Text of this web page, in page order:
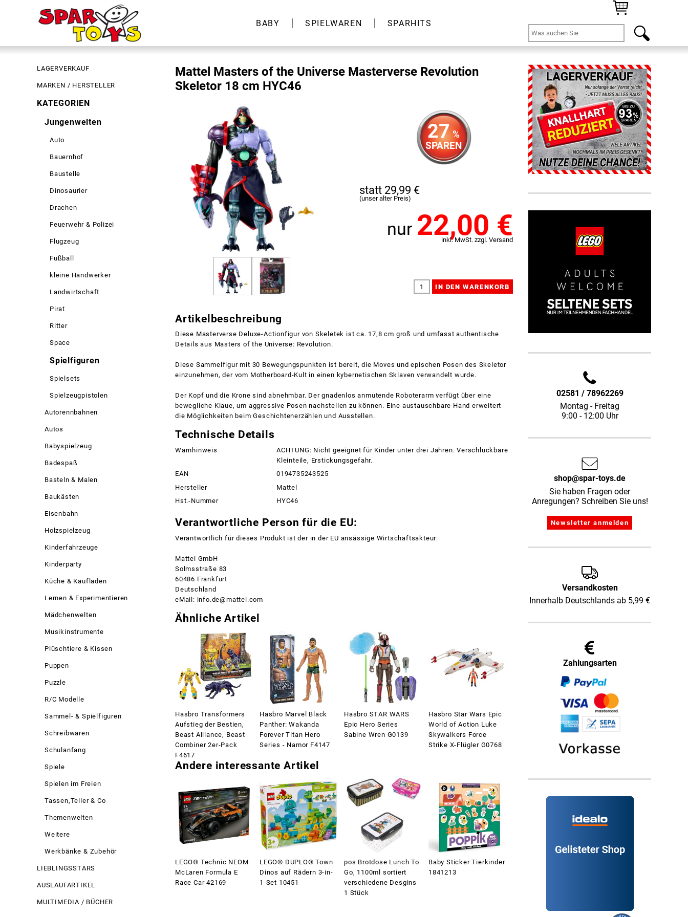
BABY SPIELWAREN SPARHITS
LAGERVERKAUF
MARKEN / HERSTELLER
KATEGORIEN
Jungenwelten
Auto
Bauernhof
Baustelle
Dinosaurier
Drachen
Feuerwehr & Polizei
Flugzeug
Fußball
kleine Handwerker
Landwirtschaft
Pirat
Ritter
Space
Spielfiguren
Spielsets
Spielzeugpistolen
Autorennbahnen
Autos
Babyspielzeug
Badespaß
Basteln & Malen
Baukästen
Eisenbahn
Holzspielzeug
Kinderfahrzeuge
Kinderparty
Küche & Kaufladen
Lernen & Experimentieren
Mädchenwelten
Musikinstrumente
Plüschtiere & Kissen
Puppen
Puzzle
R/C Modelle
Sammel- & Spielfiguren
Schreibwaren
Schulanfang
Spiele
Spielen im Freien
Tassen,Teller & Co
Themenwelten
Weitere
Werkbänke & Zubehör
LIEBLINGSSTARS
AUSLAUFARTIKEL
MULTIMEDIA / BÜCHER
Mattel Masters of the Universe Masterverse Revolution
Skeletor 18 cm HYC46
27 %
SPAREN
statt 29,99 €
(unser alter Preis)
nur 22,00 €
inkl. MwSt. zzgl. Versand
Artikelbeschreibung
Diese Masterverse Deluxe-Actionfigur von Skeletek ist ca. 17,8 cm groß und umfasst authentische
Details aus Masters of the Universe: Revolution.
Diese Sammelfigur mit 30 Bewegungspunkten ist bereit, die Moves und epischen Posen des Skeletor
einzunehmen, der vom Motherboard-Kult in einen kybernetischen Sklaven verwandelt wurde.
Der Kopf und die Krone sind abnehmbar. Der gnadenlos anmutende Roboterarm verfügt über eine
bewegliche Klaue, um aggressive Posen nachstellen zu können. Eine austauschbare Hand erweitert
die Möglichkeiten beim Geschichtenerzählen und Ausstellen.
Technische Details
Warnhinweis
ACHTUNG: Nicht geeignet für Kinder unter drei Jahren. Verschluckbare
Kleinteile, Erstickungsgefahr.
EAN
0194735243525
Hersteller
Mattel
Hst.-Nummer
HYC46
Verantwortliche Person für die EU:
Verantwortlich für dieses Produkt ist der in der EU ansässige Wirtschaftsakteur:
Mattel GmbH
Solmsstraße 83
60486 Frankfurt
Deutschland
eMail: info.de@mattel.com
Ähnliche Artikel
Hasbro Transformers
Aufstieg der Bestien,
Beast Alliance, Beast
Combiner 2er-Pack
F4617
Hasbro Marvel Black
Panther: Wakanda
Forever Titan Hero
Series - Namor F4147
Hasbro STAR WARS
Epic Hero Series
Sabine Wren G0139
Hasbro Star Wars Epic
World of Action Luke
Skywalkers Force
Strike X-Flügler G0768
Andere interessante Artikel
LEGO® Technic NEOM
McLaren Formula E
Race Car 42169
LEGO® DUPLO® Town
Dinos auf Rädern 3-in-
1-Set 10451
pos Brotdose Lunch To
Go, 1100ml sortiert
verschiedene Desgins
1 Stück
Baby Sticker Tierkinder
1841213
02581 / 78962269
Montag - Freitag
9:00 - 12:00 Uhr
shop@spar-toys.de
Sie haben Fragen oder
Anregungen? Schreiben Sie uns!
Versandkosten
Innerhalb Deutschlands ab 5,99 €
Zahlungsarten